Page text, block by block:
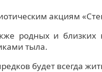
акциям
родных и близких
тыла.
будет всегда